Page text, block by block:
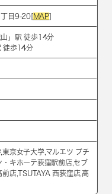
丁目9-20[MAP]
」駅 徒歩14分
徒歩14分
京女子大学,マルエツ プチ
・キホーテ荻窪駅前店,セブ
前店,TSUTAYA 西荻窪店,高